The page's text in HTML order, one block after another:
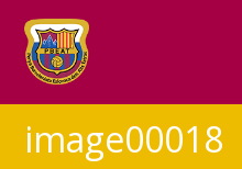
image00018